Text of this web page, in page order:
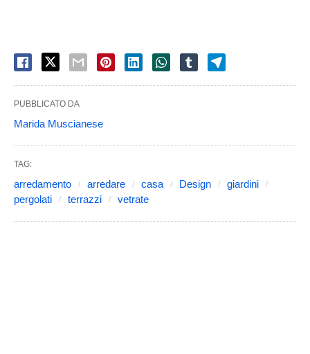
PUBBLICATO DA
Marida Muscianese
TAG:
arredamento arredare casa Design
giardini
pergolati
terrazzi vetrate